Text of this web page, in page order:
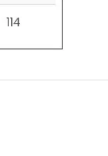
Польща